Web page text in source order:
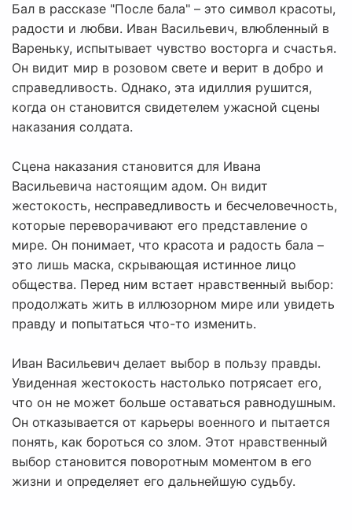
Бал в рассказе "После бала" – это символ красоты,
радости и любви. Иван Васильевич, влюбленный в
Вареньку, испытывает чувство восторга и счастья.
Он видит мир в розовом свете и верит в добро и
справедливость. Однако, эта идиллия рушится,
когда он становится свидетелем ужасной сцены
наказания солдата.
Сцена наказания становится для Ивана
Васильевича настоящим адом. Он видит
жестокость, несправедливость и бесчеловечность,
которые переворачивают его представление о
мире. Он понимает, что красота и радость бала –
это лишь маска, скрывающая истинное лицо
общества. Перед ним встает нравственный выбор:
продолжать жить в иллюзорном мире или увидеть
правду и попытаться что-то изменить.
Иван Васильевич делает выбор в пользу правды.
Увиденная жестокость настолько потрясает его,
что он не может больше оставаться равнодушным.
Он отказывается от карьеры военного и пытается
понять, как бороться со злом. Этот нравственный
выбор становится поворотным моментом в его
жизни и определяет его дальнейшую судьбу.